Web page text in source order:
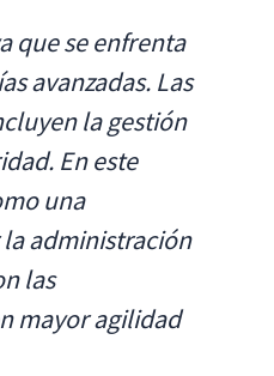
que se enfrenta
avanzadas. Las
la gestión
En este
una
administración
las
mayor agilidad